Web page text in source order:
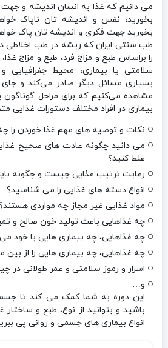
می دانیم که غذا به انسان اندیشه و
بخورید، نفس و اندیشه تان ناپاک
بخورید جهت فکری و اندیشه تان پاک
طب سنتی ایران که ریشه در طب اخلاطی
را براساس طبع و مزاج فرد، طبع و مزاج
سلامتی یا بیماری، محیط جغرافیایی
بسیاری مسائل دیگر صادر می‌کند و جای
مشاهده می‌کنیم که برای مراحل
بیماری در افراد مختلف دستورات غذایی
نکات و توصیه های مهم غذا خوردن را
می دانید چگونه عادت های صحیح
غلط کنید؟
رعایت ترتیب غذایی چیست و چگونه
انواع دسته های غذایی را می شناسید؟
مواد غذایی غیر مجاز چه مواردی
چه غذاهایی باعث تولید خون صالح و
چه غذاهایی، چه بیماری هایی با خود می
چه غذاهایی، چه بیماری هایی را از بین
اسرار و رموز سلامتی و عمر طولانی در
و…
این دوره به شما کمک می کند تا
باشید و بتوانید از نوع، طبع و
انواع بیماری های جسمی و روانی پی